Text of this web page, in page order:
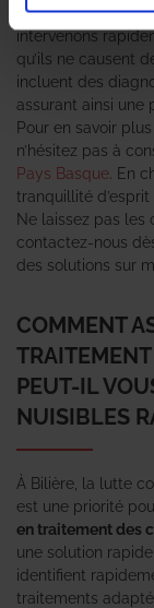
Grâce à une
intervenons
qu’ils ne causent
incluent des
assurant ainsi une
Pour en savoir
n’hésitez pas à
Pays Basque . En
tranquillité
Ne laissez pas les
contactez-nous
des solutions sur
COMMENT
PEUT-IL
NUISIBLES
À Bilière, la lutte
est une priorité
en traitement des
une solution
identifient
traitements